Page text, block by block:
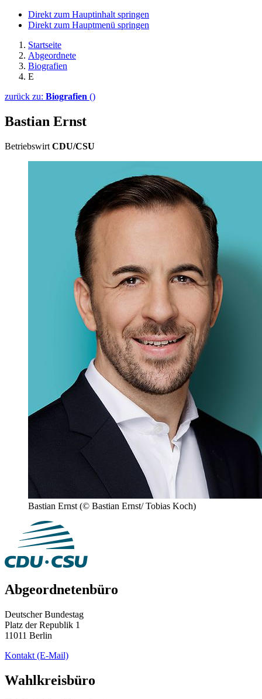
Direkt zum Hauptinhalt springen
Direkt zum Hauptmenü springen
Startseite
Abgeordnete
Biografien
E
zurück zu: Biografien ()
Bastian Ernst
Betriebswirt CDU/CSU
Bastian Ernst (© Bastian Ernst/ Tobias Koch)
Abgeordnetenbüro
Deutscher Bundestag
Platz der Republik 1
11011 Berlin
Kontakt (E-Mail)
Wahlkreisbüro